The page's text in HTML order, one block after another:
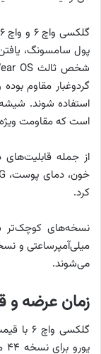
پول سامسونگ،
گردوغبار مقاوم
است که مقاومت
کرد.
می‌شوند.
زمان عرضه و